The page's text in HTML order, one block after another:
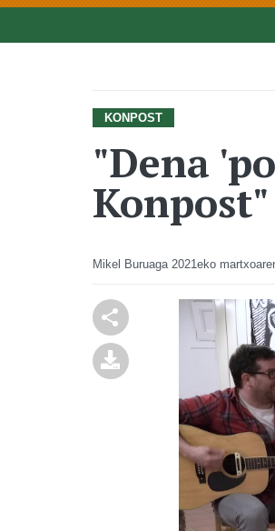
KONPOST
"Dena
Konpost"
Mikel Buruaga 2021eko